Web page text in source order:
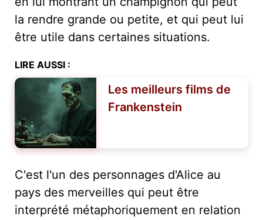
la rendre grande ou petite, et qui peut lui
être utile dans certaines situations.
LIRE AUSSI :
Les meilleurs films de
Frankenstein
C'est l'un des personnages d'Alice au
pays des merveilles qui peut être
interprété métaphoriquement en relation